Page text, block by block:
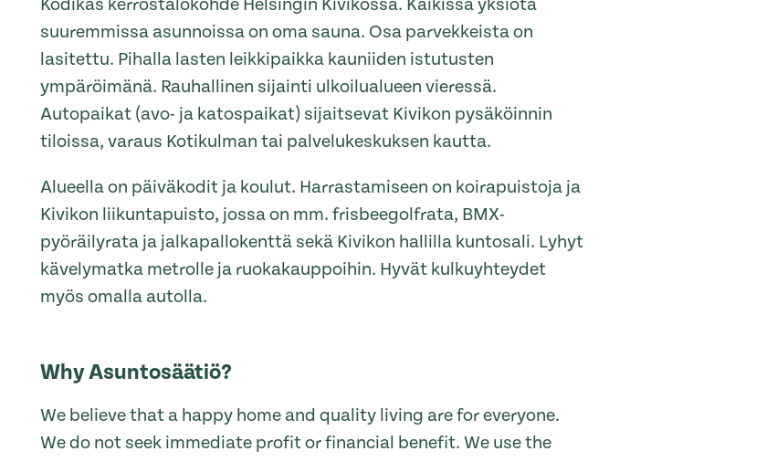
Kodikas kerrostalokohde Helsingin Kivikossa. Kaikissa yksiötä
suuremmissa asunnoissa on oma sauna. Osa parvekkeista on
lasitettu. Pihalla lasten leikkipaikka kauniiden istutusten
ympäröimänä. Rauhallinen sijainti ulkoilualueen vieressä.
Autopaikat (avo- ja katospaikat) sijaitsevat Kivikon pysäköinnin
tiloissa, varaus Kotikulman tai palvelukeskuksen kautta.
Alueella on päiväkodit ja koulut. Harrastamiseen on koirapuistoja ja
Kivikon liikuntapuisto, jossa on mm. frisbeegolfrata, BMX-
pyöräilyrata ja jalkapallokenttä sekä Kivikon hallilla kuntosali. Lyhyt
kävelymatka metrolle ja ruokakauppoihin. Hyvät kulkuyhteydet
myös omalla autolla.
Why Asuntosäätiö?
We believe that a happy home and quality living are for everyone.
We do not seek immediate profit or financial benefit. We use the